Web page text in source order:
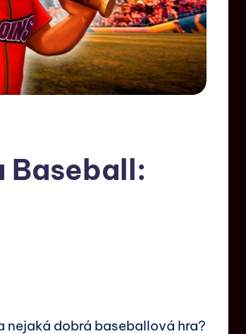
Baseball:
nejaká dobrá baseballová hra?